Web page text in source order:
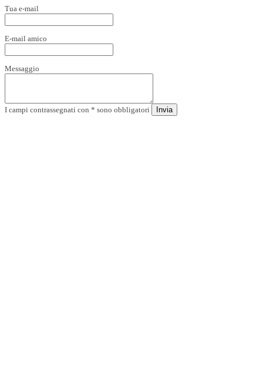
Tua e-mail
E-mail amico
Messaggio
I campi contrassegnati con * sono obbligatori